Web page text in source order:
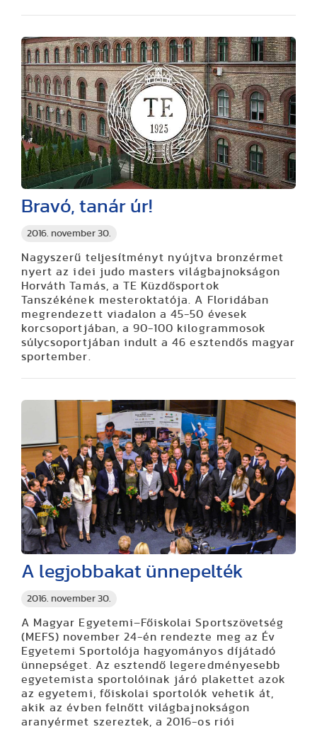
2016. november 30.
Bravó, tanár úr!
Nagyszerű teljesítményt nyújtva bronzérmet
nyert az idei judo masters világbajnokságon
Horváth Tamás, a TE Küzdősportok
Tanszékének mesteroktatója. A Floridában
megrendezett viadalon a 45-50 évesek
korcsoportjában, a 90-100 kilogrammosok
súlycsoportjában indult a 46 esztendős magyar
sportember.
2016. november 30.
A legjobbakat ünnepelték
A Magyar Egyetemi–Főiskolai Sportszövetség
(MEFS) november 24-én rendezte meg az Év
Egyetemi Sportolója hagyományos díjátadó
ünnepséget. Az esztendő legeredményesebb
egyetemista sportolóinak járó plakettet azok
az egyetemi, főiskolai sportolók vehetik át,
akik az évben felnőtt világbajnokságon
aranyérmet szereztek, a 2016-os riói